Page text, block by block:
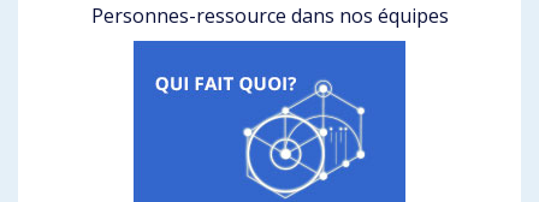
Personnes-ressource dans nos équipes